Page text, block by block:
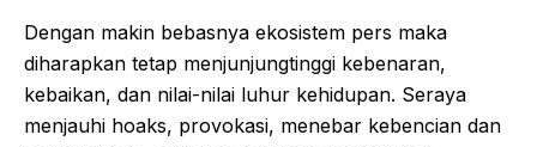
Dengan makin bebasnya ekosistem pers maka
diharapkan tetap menjunjungtinggi kebenaran,
kebaikan, dan nilai-nilai luhur kehidupan. Seraya
menjauhi hoaks, provokasi, menebar kebencian dan